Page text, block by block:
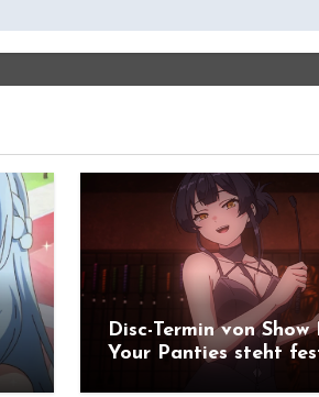
Disc-Termin von Show
Your Panties steht